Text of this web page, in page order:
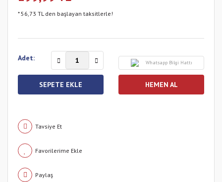
* 56,73 TL den başlayan taksitlerle!
Adet:
Whatsapp Bilgi Hattı
SEPETE EKLE HEMEN AL
Tavsiye Et
Paylaş